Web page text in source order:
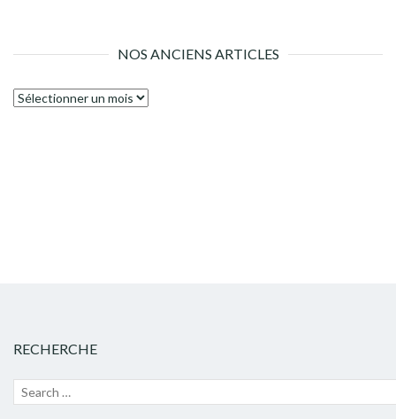
NOS ANCIENS ARTICLES
Nos
RECHERCHE
Recherche